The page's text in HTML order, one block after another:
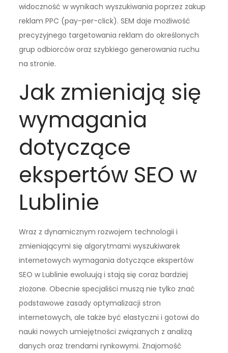
widoczność w wynikach wyszukiwania poprzez zakup
reklam PPC (pay-per-click). SEM daje możliwość
precyzyjnego targetowania reklam do określonych
grup odbiorców oraz szybkiego generowania ruchu
na stronie.
Jak zmieniają się
wymagania
dotyczące
ekspertów SEO w
Lublinie
Wraz z dynamicznym rozwojem technologii i
zmieniającymi się algorytmami wyszukiwarek
internetowych wymagania dotyczące ekspertów
SEO w Lublinie ewoluują i stają się coraz bardziej
złożone. Obecnie specjaliści muszą nie tylko znać
podstawowe zasady optymalizacji stron
internetowych, ale także być elastyczni i gotowi do
nauki nowych umiejętności związanych z analizą
danych oraz trendami rynkowymi. Znajomość